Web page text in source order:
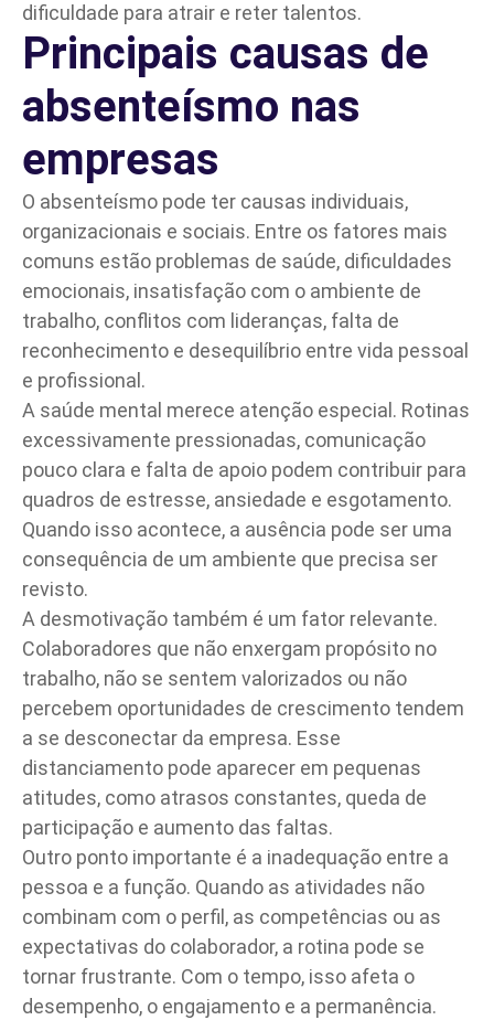
dificuldade para atrair e reter talentos.
Principais causas de
absenteísmo nas
empresas
O absenteísmo pode ter causas individuais,
organizacionais e sociais. Entre os fatores mais
comuns estão problemas de saúde, dificuldades
emocionais, insatisfação com o ambiente de
trabalho, conflitos com lideranças, falta de
reconhecimento e desequilíbrio entre vida pessoal
e profissional.
A saúde mental merece atenção especial. Rotinas
excessivamente pressionadas, comunicação
pouco clara e falta de apoio podem contribuir para
quadros de estresse, ansiedade e esgotamento.
Quando isso acontece, a ausência pode ser uma
consequência de um ambiente que precisa ser
revisto.
A desmotivação também é um fator relevante.
Colaboradores que não enxergam propósito no
trabalho, não se sentem valorizados ou não
percebem oportunidades de crescimento tendem
a se desconectar da empresa. Esse
distanciamento pode aparecer em pequenas
atitudes, como atrasos constantes, queda de
participação e aumento das faltas.
Outro ponto importante é a inadequação entre a
pessoa e a função. Quando as atividades não
combinam com o perfil, as competências ou as
expectativas do colaborador, a rotina pode se
tornar frustrante. Com o tempo, isso afeta o
desempenho, o engajamento e a permanência.